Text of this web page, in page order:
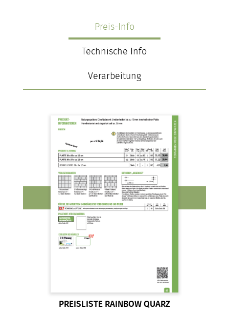
Preis-Info
Technische Info
Verarbeitung
PREISLISTE RAINBOW QUARZ